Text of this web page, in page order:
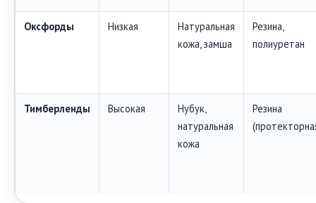
Оксфорды Низкая
Натуральная
кожа, замша
Резина,
полиуретан
Тимберленды Высокая
Нубук,
натуральная
кожа
Резина